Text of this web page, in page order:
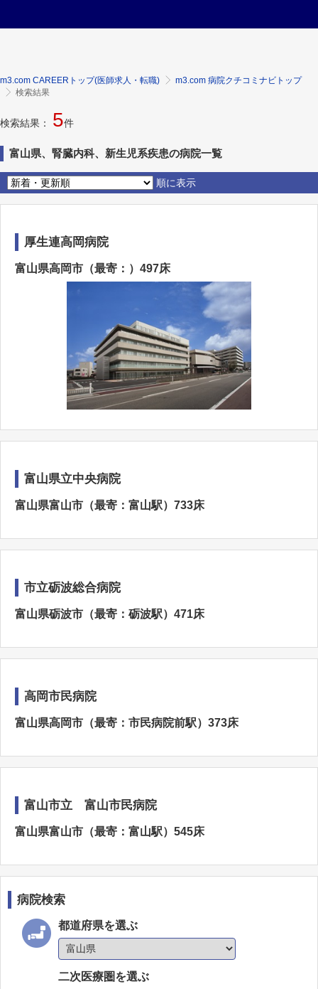
m3.com CAREERトップ(医師求人・転職)
m3.com 病院クチコミナビトップ
検索結果
検索結果： 5件
富山県、腎臓内科、新生児系疾患の病院一覧
順に表示
厚生連高岡病院
富山県高岡市（最寄：）497床
富山県立中央病院
富山県富山市（最寄：富山駅）733床
市立砺波総合病院
富山県砺波市（最寄：砺波駅）471床
高岡市民病院
富山県高岡市（最寄：市民病院前駅）373床
富山市立 富山市民病院
富山県富山市（最寄：富山駅）545床
病院検索
都道府県を選ぶ
二次医療圏を選ぶ